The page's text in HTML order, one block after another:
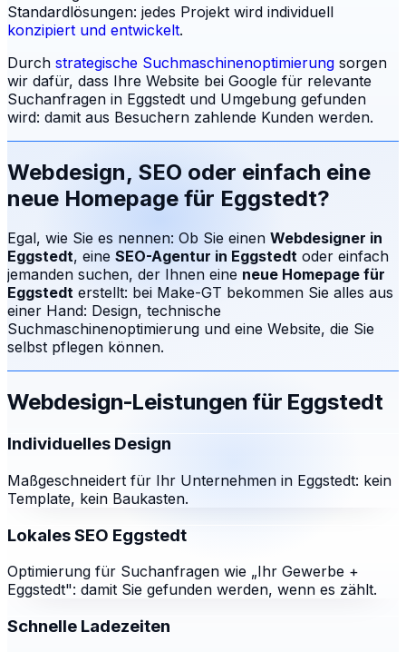
Standardlösungen: jedes Projekt wird individuell
konzipiert und entwickelt.
Durch strategische Suchmaschinenoptimierung sorgen
wir dafür, dass Ihre Website bei Google für relevante
Suchanfragen in Eggstedt und Umgebung gefunden
wird: damit aus Besuchern zahlende Kunden werden.
Webdesign, SEO oder einfach eine
neue Homepage für Eggstedt?
Egal, wie Sie es nennen: Ob Sie einen Webdesigner in
Eggstedt, eine SEO-Agentur in Eggstedt oder einfach
jemanden suchen, der Ihnen eine neue Homepage für
Eggstedt erstellt: bei Make-GT bekommen Sie alles aus
einer Hand: Design, technische
Suchmaschinenoptimierung und eine Website, die Sie
selbst pflegen können.
Webdesign-Leistungen für Eggstedt
Individuelles Design
Maßgeschneidert für Ihr Unternehmen in Eggstedt: kein
Template, kein Baukasten.
Lokales SEO Eggstedt
Optimierung für Suchanfragen wie „Ihr Gewerbe +
Eggstedt": damit Sie gefunden werden, wenn es zählt.
Schnelle Ladezeiten